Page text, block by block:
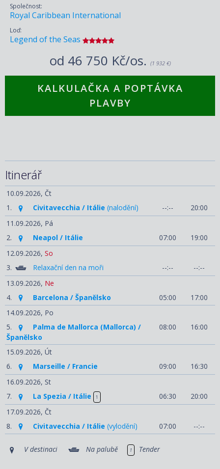
Společnost:
Royal Caribbean International
Loď:
Legend of the Seas
od 46 750 Kč/os. (1 932 €)
KALKULAČKA A POPTÁVKA
PLAVBY
Itinerář
10.09.2026, Čt
1.
Civitavecchia / Itálie (nalodění) --:--
20:00
11.09.2026, Pá
2.
Neapol / Itálie 07:00
19:00
12.09.2026, So
3.
Relaxační den na moři --:--
--:--
13.09.2026, Ne
4.
Barcelona / Španělsko 05:00
17:00
14.09.2026, Po
5.
Palma de Mallorca (Mallorca) /
Španělsko
08:00 16:00
15.09.2026, Út
6.
Marseille / Francie 09:00
16:30
16.09.2026, St
7.
La Spezia / Itálie 1 06:30
20:00
17.09.2026, Čt
8.
Civitavecchia / Itálie (vylodění) 07:00 --:--
V destinaci Na palubě 1 Tender